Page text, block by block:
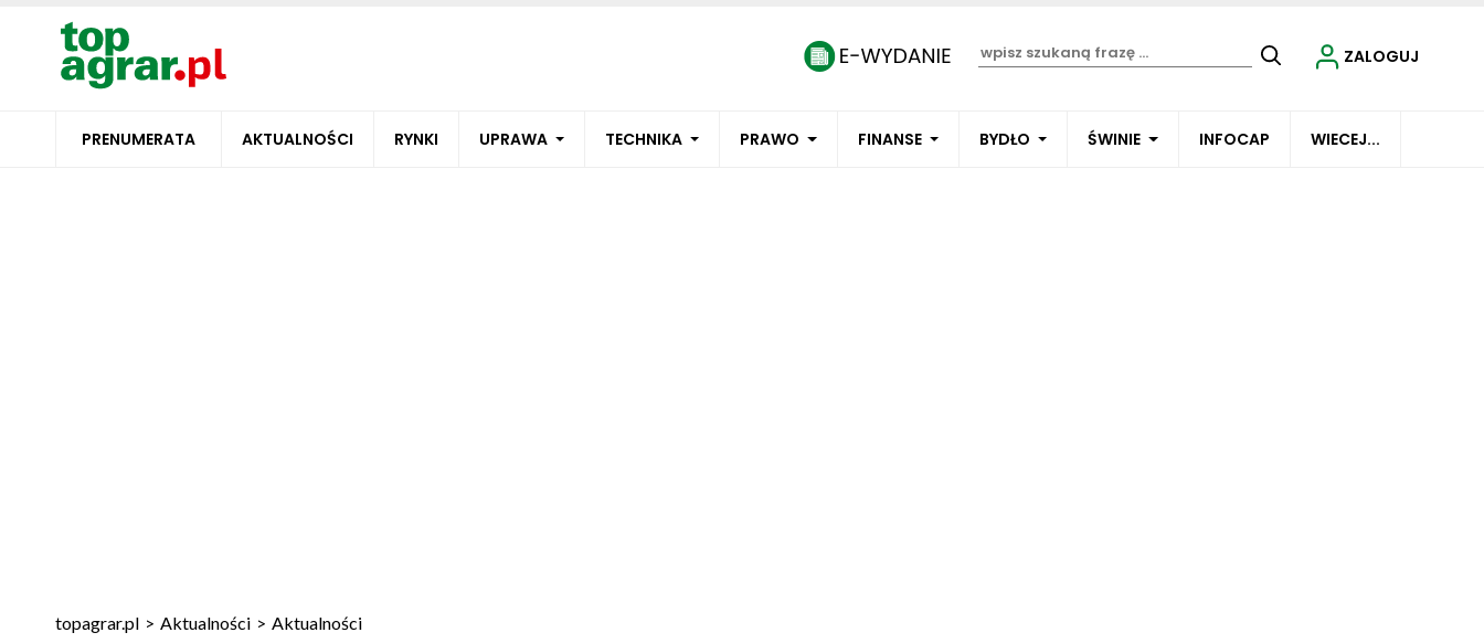
PRENUMERATA AKTUALNOŚCI RYNKI UPRAWA TECHNIKA PRAWO FINANSE BYDŁO ŚWINIE INFOCAP WIECEJ...
ZALOGUJ
topagrar.pl > Aktualności > Aktualności